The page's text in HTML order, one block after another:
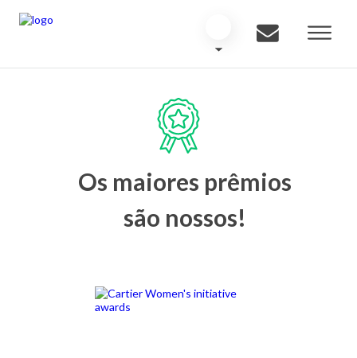
Os maiores prêmios
são nossos!